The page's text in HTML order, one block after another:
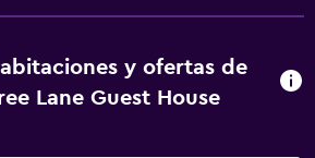
cuentan con hervidor, algunas
también tienen vistas a la piscina.
y ofertas de
Lane Guest House